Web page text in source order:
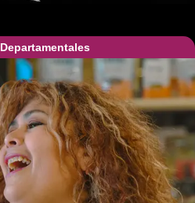
Departamentales